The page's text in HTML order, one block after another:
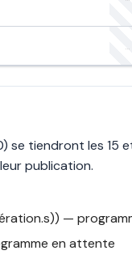
se tiendront les
publication.
—
en attente